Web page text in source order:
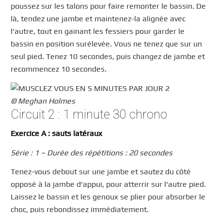
poussez sur les talons pour faire remonter le bassin. De
là, tendez une jambe et maintenez-la alignée avec
l’autre, tout en gainant les fessiers pour garder le
bassin en position surélevée. Vous ne tenez que sur un
seul pied. Tenez 10 secondes, puis changez de jambe et
recommencez 10 secondes.
© Meghan Holmes
Circuit 2 : 1 minute 30 chrono
Exercice A : sauts latéraux
Série : 1 – Durée des répétitions : 20 secondes
Tenez-vous debout sur une jambe et sautez du côté
opposé à la jambe d’appui, pour atterrir sur l’autre pied.
Laissez le bassin et les genoux se plier pour absorber le
choc, puis rebondissez immédiatement.